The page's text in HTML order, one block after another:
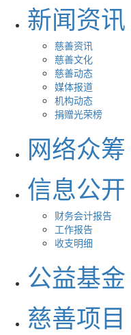
新闻资讯
慈善资讯
慈善文化
慈善动态
媒体报道
机构动态
捐赠光荣榜
网络众筹
信息公开
财务会计报告
工作报告
收支明细
公益基金
慈善项目